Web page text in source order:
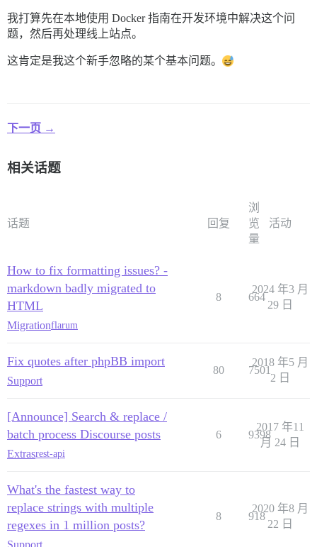
我打算先在本地使用 Docker 指南在开发环境中解决这个问
题，然后再处理线上站点。
这肯定是我这个新手忽略的某个基本问题。
下一页 →
相关话题
话题 回复
浏
览
量
活动
How to fix formatting issues? -
markdown badly migrated to
HTML
Migrationflarum
8 664
2024 年3 月
29 日
Fix quotes after phpBB import
Support
80 7501
2018 年5 月
2 日
[Announce] Search & replace /
batch process Discourse posts
Extrasrest-api
6 9398
2017 年11
月 24 日
What's the fastest way to
replace strings with multiple
regexes in 1 million posts?
Support
8 918
2020 年8 月
22 日